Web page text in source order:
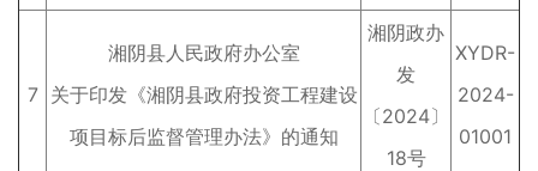
7
湘阴县人民政府办公室
关于印发《湘阴县政府投资工程建设
项目标后监督管理办法》的通知
湘阴政办
发
〔2024〕
18号
XYDR-
2024-
01001